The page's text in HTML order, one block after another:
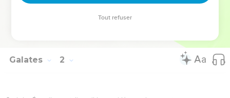
Hébreu : © Westminster Leningrad Codex - tanach.us --- Grec : © 2010 by the
Galates 2
Tout refuser